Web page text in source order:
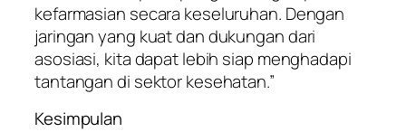
kefarmasian secara keseluruhan. Dengan
jaringan yang kuat dan dukungan dari
asosiasi, kita dapat lebih siap menghadapi
tantangan di sektor kesehatan.”
Kesimpulan